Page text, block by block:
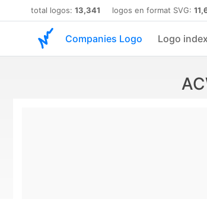
total logos: 13,341 logos en format SVG:
Companies Logo Logo